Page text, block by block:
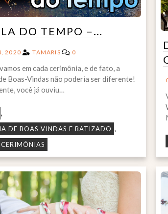
DO TEMPO –…
2020 TAMARIS 0
em cada cerimônia, e de fato, a
Boas-Vindas não poderia ser diferente!
você já ouviu…
DE BOAS VINDAS E BATIZADO